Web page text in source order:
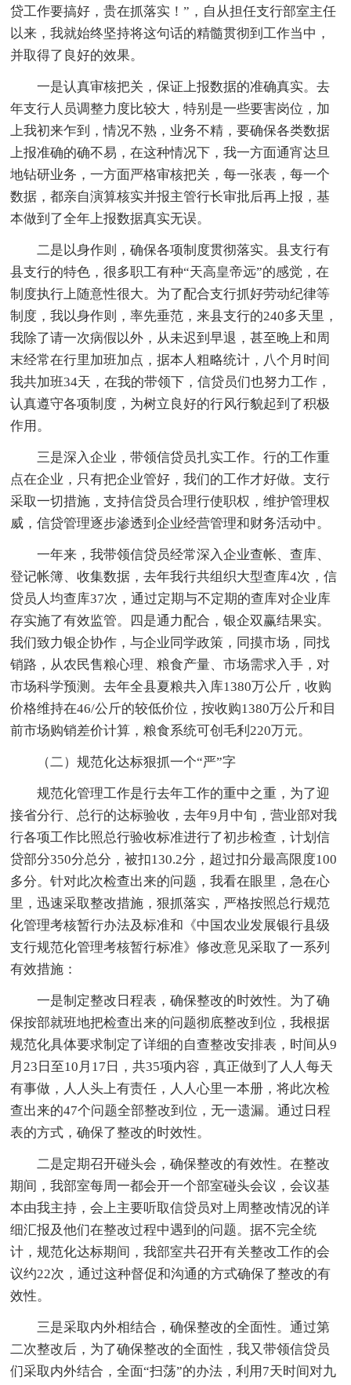
贷工作要搞好，贵在抓落实！”，自从担任支行部室主任
以来，我就始终坚持将这句话的精髓贯彻到工作当中，
并取得了良好的效果。
一是认真审核把关，保证上报数据的准确真实。去
年支行人员调整力度比较大，特别是一些要害岗位，加
上我初来乍到，情况不熟，业务不精，要确保各类数据
上报准确的确不易，在这种情况下，我一方面通宵达旦
地钻研业务，一方面严格审核把关，每一张表，每一个
数据，都亲自演算核实并报主管行长审批后再上报，基
本做到了全年上报数据真实无误。
二是以身作则，确保各项制度贯彻落实。县支行有
县支行的特色，很多职工有种“天高皇帝远”的感觉，在
制度执行上随意性很大。为了配合支行抓好劳动纪律等
制度，我以身作则，率先垂范，来县支行的240多天里，
我除了请一次病假以外，从未迟到早退，甚至晚上和周
末经常在行里加班加点，据本人粗略统计，八个月时间
我共加班34天，在我的带领下，信贷员们也努力工作，
认真遵守各项制度，为树立良好的行风行貌起到了积极
作用。
三是深入企业，带领信贷员扎实工作。行的工作重
点在企业，只有把企业管好，我们的工作才好做。支行
采取一切措施，支持信贷员合理行使职权，维护管理权
威，信贷管理逐步渗透到企业经营管理和财务活动中。
一年来，我带领信贷员经常深入企业查帐、查库、
登记帐簿、收集数据，去年我行共组织大型查库4次，信
贷员人均查库37次，通过定期与不定期的查库对企业库
存实施了有效监管。四是通力配合，银企双赢结果实。
我们致力银企协作，与企业同学政策，同摸市场，同找
销路，从农民售粮心理、粮食产量、市场需求入手，对
市场科学预测。去年全县夏粮共入库1380万公斤，收购
价格维持在46/公斤的较低价位，按收购1380万公斤和目
前市场购销差价计算，粮食系统可创毛利220万元。
（二）规范化达标狠抓一个“严”字
规范化管理工作是行去年工作的重中之重，为了迎
接省分行、总行的达标验收，去年9月中旬，营业部对我
行各项工作比照总行验收标准进行了初步检查，计划信
贷部分350分总分，被扣130.2分，超过扣分最高限度100
多分。针对此次检查出来的问题，我看在眼里，急在心
里，迅速采取整改措施，狠抓落实，严格按照总行规范
化管理考核暂行办法及标准和《中国农业发展银行县级
支行规范化管理考核暂行标准》修改意见采取了一系列
有效措施：
一是制定整改日程表，确保整改的时效性。为了确
保按部就班地把检查出来的问题彻底整改到位，我根据
规范化具体要求制定了详细的自查整改安排表，时间从9
月23日至10月17日，共35项内容，真正做到了人人每天
有事做，人人头上有责任，人人心里一本册，将此次检
查出来的47个问题全部整改到位，无一遗漏。通过日程
表的方式，确保了整改的时效性。
二是定期召开碰头会，确保整改的有效性。在整改
期间，我部室每周一都会开一个部室碰头会议，会议基
本由我主持，会上主要听取信贷员对上周整改情况的详
细汇报及他们在整改过程中遇到的问题。据不完全统
计，规范化达标期间，我部室共召开有关整改工作的会
议约22次，通过这种督促和沟通的方式确保了整改的有
效性。
三是采取内外相结合，确保整改的全面性。通过第
二次整改后，为了确保整改的全面性，我又带领信贷员
们采取内外结合，全面“扫荡”的办法，利用7天时间对九